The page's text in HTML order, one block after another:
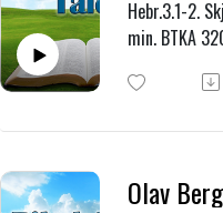
Hebr.3.1-2.
min. BTKA